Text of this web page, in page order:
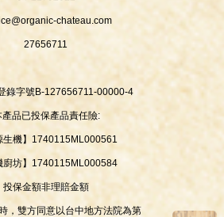
chateau.com
27656711
錄字號B-127656711-00000-4
產品已投保產品責任險:
生機】1740115ML000561
廚坊】1740115ML000584
投保金額非理賠金額
，雙方同意以台中地方法院為第